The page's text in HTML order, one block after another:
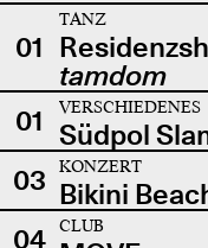
01
TANZ
tamdom
01
VERSCHIEDENES
Südpol
03
KONZERT
Bikini
04
CLUB